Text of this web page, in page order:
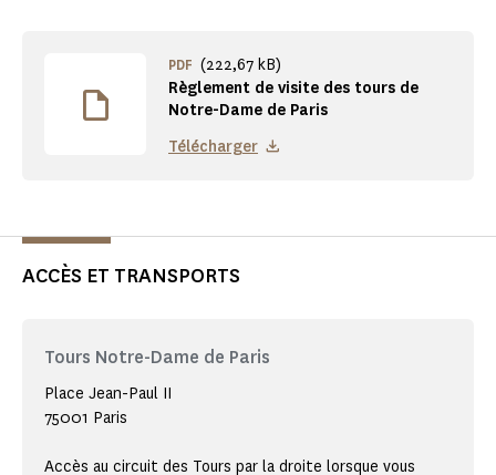
Règlement de visite des tours de
Notre-Dame de Paris
PDF (222,67 kB)
Télécharger
ACCÈS ET TRANSPORTS
Tours Notre-Dame de Paris
Place Jean-Paul II
75001 Paris
Accès au circuit des Tours par la droite lorsque vous